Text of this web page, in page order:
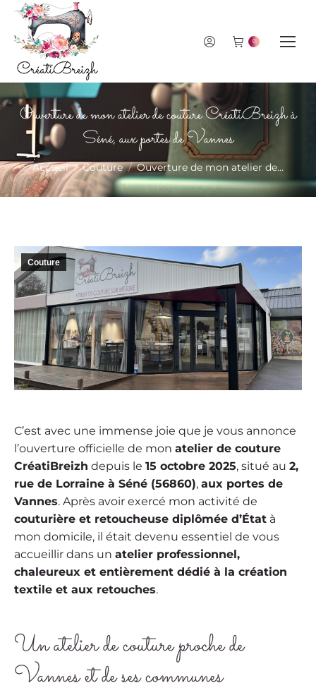
0
Ouverture de mon atelier de couture CréatiBreizh à
Séné, aux portes de Vannes
Vous êtes ici :
Accueil Couture Ouverture de mon atelier de…
Couture
C’est avec une immense joie que je vous annonce
l’ouverture officielle de mon atelier de couture
CréatiBreizh depuis le 15 octobre 2025, situé au 2,
rue de Lorraine à Séné (56860), aux portes de
Vannes. Après avoir exercé mon activité de
couturière et retoucheuse diplômée d’État à
mon domicile, il était devenu essentiel de vous
accueillir dans un atelier professionnel,
chaleureux et entièrement dédié à la création
textile et aux retouches.
Un atelier de couture proche de
Vannes et de ses communes